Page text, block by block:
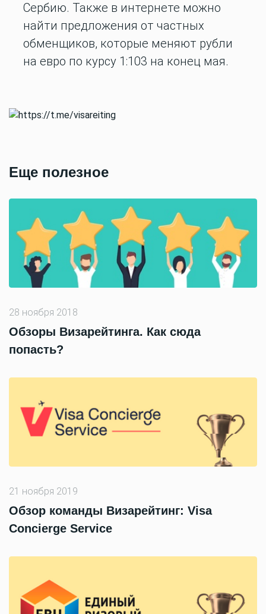
Сербию. Также в интернете можно
найти предложения от частных
обменщиков, которые меняют рубли
на евро по курсу 1:103 на конец мая.
Еще полезное
28 ноября 2018
Обзоры Визарейтинга. Как сюда
попасть?
21 ноября 2019
Обзор команды Визарейтинг: Visa
Concierge Service